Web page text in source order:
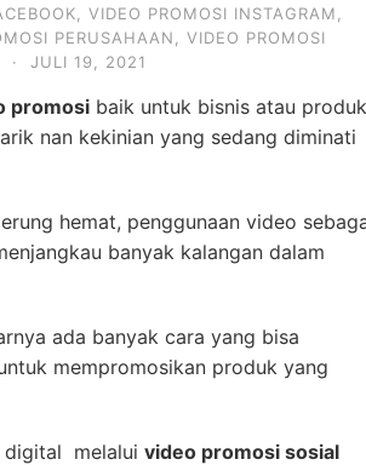
VIDEO PROMOSI INSTAGRAM
PERUSAHAAN
VIDEO PROMOSI
· JULI 19, 2021
promosi baik untuk bisnis atau produk
nan kekinian yang sedang diminati
hemat, penggunaan video
banyak kalangan dalam
ada banyak cara yang bisa
mempromosikan produk yang
digital melalui video promosi sosial